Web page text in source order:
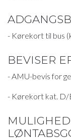
- Kørekort til bus
BEVISER
- AMU-bevis for
- Kørekort kat. D/